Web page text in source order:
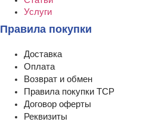
Услуги
Правила покупки
Доставка
Оплата
Возврат и обмен
Правила покупки ТСР
Договор оферты
Реквизиты